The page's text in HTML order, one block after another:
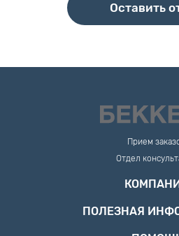
Оставить
Прием
Отдел
ПОЛЕЗНАЯ